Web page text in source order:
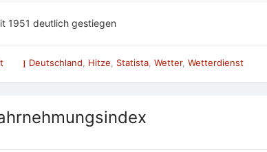
1951 deutlich gestiegen
Deutschland Hitze Statista, Wetter, Wetterdienst